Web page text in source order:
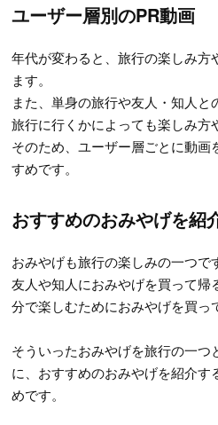
ユーザー層別のPR動画
年代が変わると、旅行の楽しみ方
ます。
また、単身の旅行や友人・知人と
旅行に行くかによっても楽しみ方
そのため、ユーザー層ごとに動画
すめです。
おすすめのおみやげを紹
おみやげも旅行の楽しみの一つで
友人や知人におみやげを買って帰
分で楽しむためにおみやげを買っ
そういったおみやげを旅行の一つ
に、おすすめのおみやげを紹介す
めです。